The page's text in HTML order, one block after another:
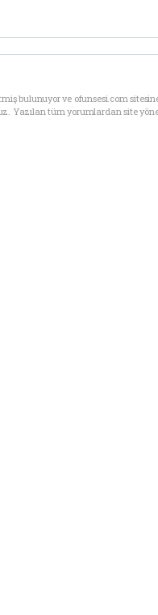
bulunuyor ve ofunsesi.com
Yazılan tüm yorumlardan site